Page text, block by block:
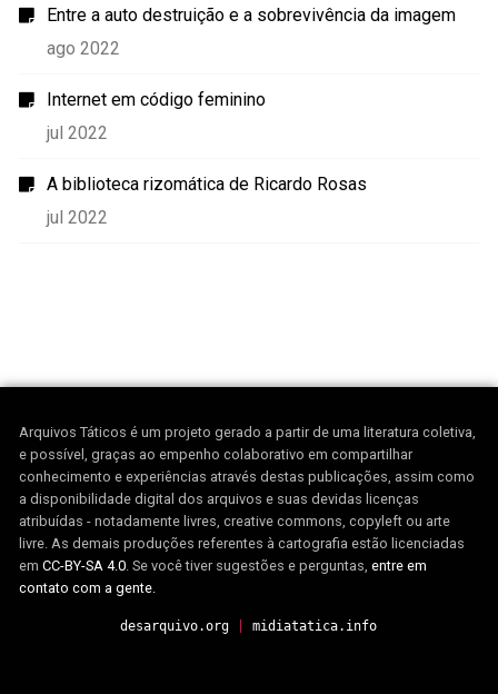
Entre a auto destruição e a sobrevivência da imagem
ago 2022
Internet em código feminino
jul 2022
A biblioteca rizomática de Ricardo Rosas
jul 2022
Arquivos Táticos é um projeto gerado a partir de uma literatura coletiva,
e possível, graças ao empenho colaborativo em compartilhar
conhecimento e experiências através destas publicações, assim como
a disponibilidade digital dos arquivos e suas devidas licenças
atribuídas - notadamente livres, creative commons, copyleft ou arte
livre. As demais produções referentes à cartografia estão licenciadas
emCC-BY-SA 4.0. Se você tiver sugestões e perguntas,entre em
contato com a gente.
desarquivo.org |midiatatica.info